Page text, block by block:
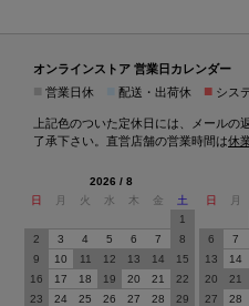
オンラインストア 営業日カレンダー
営業日休 配送・出荷休 ■ シス
上記色のついた定休日には、メール
了承下さい。直営店舗の営業時間は休
2026 / 8
日
月 火 水 木 金
土
1
2
3 4 5 6 7
8
9
10 11 12 13 14
15
16
17 18 19 20 21
22
23
24 25 26 27 28
29
日
月
6
7
13
14
20
21
27
28